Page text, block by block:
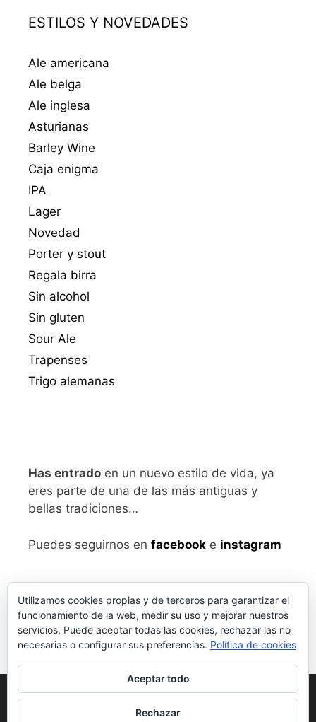
ESTILOS Y NOVEDADES
Ale americana
Ale belga
Ale inglesa
Asturianas
Barley Wine
Caja enigma
IPA
Lager
Novedad
Porter y stout
Regala birra
Sin alcohol
Sin gluten
Sour Ale
Trapenses
Trigo alemanas
Has entrado en un nuevo estilo de vida, ya
eres parte de una de las más antiguas y
bellas tradiciones…
Puedes seguirnos en facebook e instagram
Aviso legaly Política de Privacidad
Utilizamos cookies propias y de terceros para garantizar el
funcionamiento de la web, medir su uso y mejorar nuestros
servicios. Puede aceptar todas las cookies, rechazar las no
necesarias o configurar sus preferencias. Política de cookies
Aceptar todo
Rechazar